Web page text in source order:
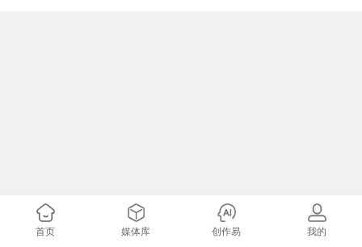
首页 媒体库 创作易 我的